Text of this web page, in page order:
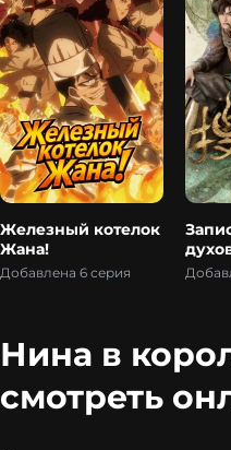
Железный котелок
Жана!
Добавлена 6 серия
Нина в
смотреть